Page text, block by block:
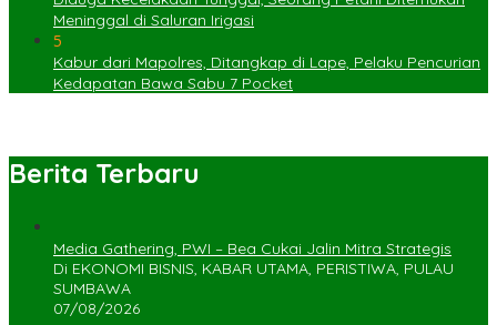
Meninggal di Saluran Irigasi
5
Kabur dari Mapolres, Ditangkap di Lape, Pelaku Pencurian
Kedapatan Bawa Sabu 7 Pocket
Berita Terbaru
Media Gathering, PWI – Bea Cukai Jalin Mitra Strategis
Di EKONOMI BISNIS, KABAR UTAMA, PERISTIWA, PULAU
SUMBAWA
07/08/2026